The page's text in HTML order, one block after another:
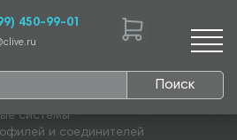
Поиск
450-99-01
системы
и соединителей